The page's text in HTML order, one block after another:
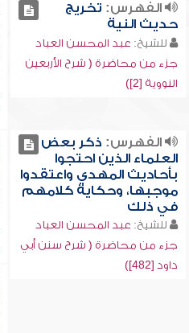
الفهرس: تخريج
حديث النية
للشيخ: عبد المحسن العباد
جزء من محاضرة ( شرح الأربعين
النووية [2])
الفهرس: ذكر بعض
العلماء الذين احتجوا
بأحاديث المهدي واعتقدوا
موجبها، وحكاية كلامهم
في ذلك
للشيخ: عبد المحسن العباد
جزء من محاضرة ( شرح سنن أبي
داود [482])